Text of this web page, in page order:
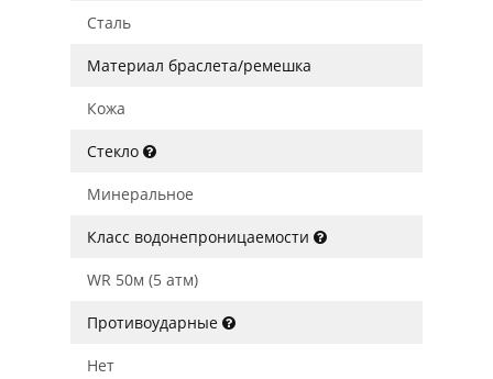
Сталь
Материал браслета/ремешка
Кожа
Стекло
Минеральное
Класс водонепроницаемости
WR 50м (5 атм)
Противоударные
Нет